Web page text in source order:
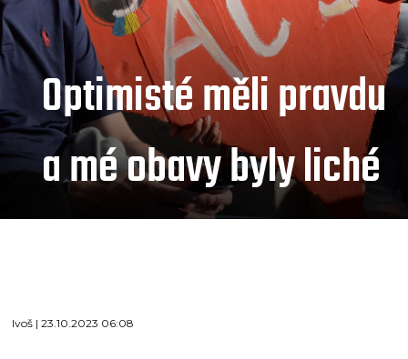
Optimisté měli pravdu
a mé obavy byly liché
Ivoš | 23.10.2023 06:08